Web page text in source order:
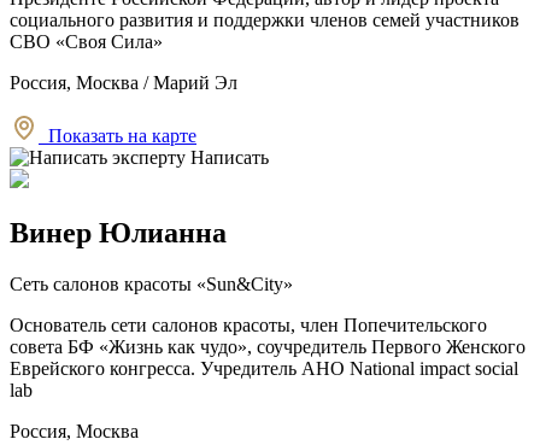
социального развития и поддержки членов семей участников
СВО «Своя Сила»
Россия, Москва / Марий Эл
Показать на карте
Написать
Винер Юлианна
Сеть салонов красоты «Sun&City»
Основатель сети салонов красоты, член Попечительского
совета БФ «Жизнь как чудо», соучредитель Первого Женского
Еврейского конгресса. Учредитель АНО National impact social
lab
Россия, Москва